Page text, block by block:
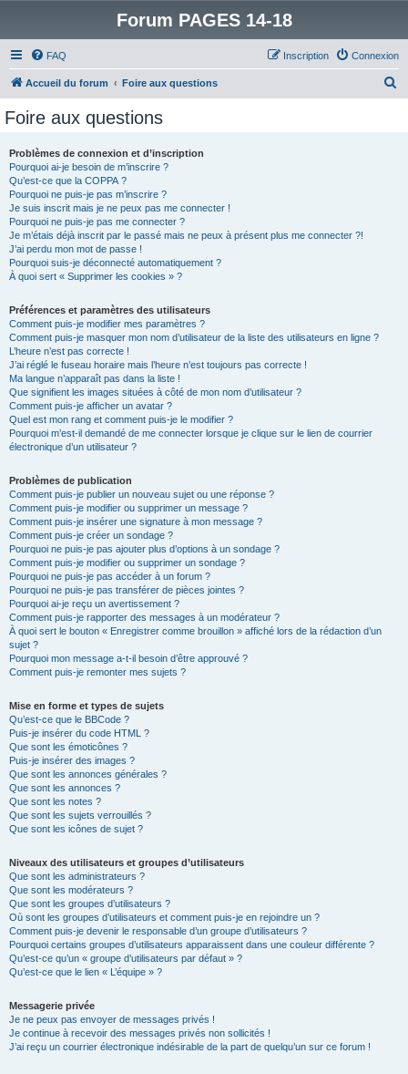
Forum PAGES 14-18
FAQ Connexion
Inscription
Accueil du forum Foire aux questions
Foire aux questions
Problèmes de connexion et d’inscription
Pourquoi ai-je besoin de m’inscrire ?
Qu’est-ce que la COPPA ?
Pourquoi ne puis-je pas m’inscrire ?
Je suis inscrit mais je ne peux pas me connecter !
Pourquoi ne puis-je pas me connecter ?
Je m’étais déjà inscrit par le passé mais ne peux à présent plus me connecter ?!
J’ai perdu mon mot de passe !
Pourquoi suis-je déconnecté automatiquement ?
À quoi sert « Supprimer les cookies » ?
Préférences et paramètres des utilisateurs
Comment puis-je modifier mes paramètres ?
Comment puis-je masquer mon nom d’utilisateur de la liste des utilisateurs en ligne ?
L’heure n’est pas correcte !
J’ai réglé le fuseau horaire mais l’heure n’est toujours pas correcte !
Ma langue n’apparaît pas dans la liste !
Que signifient les images situées à côté de mon nom d’utilisateur ?
Comment puis-je afficher un avatar ?
Quel est mon rang et comment puis-je le modifier ?
Pourquoi m’est-il demandé de me connecter lorsque je clique sur le lien de courrier
électronique d’un utilisateur ?
Problèmes de publication
Comment puis-je publier un nouveau sujet ou une réponse ?
Comment puis-je modifier ou supprimer un message ?
Comment puis-je insérer une signature à mon message ?
Comment puis-je créer un sondage ?
Pourquoi ne puis-je pas ajouter plus d’options à un sondage ?
Comment puis-je modifier ou supprimer un sondage ?
Pourquoi ne puis-je pas accéder à un forum ?
Pourquoi ne puis-je pas transférer de pièces jointes ?
Pourquoi ai-je reçu un avertissement ?
Comment puis-je rapporter des messages à un modérateur ?
À quoi sert le bouton « Enregistrer comme brouillon » affiché lors de la rédaction d’un
sujet ?
Pourquoi mon message a-t-il besoin d’être approuvé ?
Comment puis-je remonter mes sujets ?
Mise en forme et types de sujets
Qu’est-ce que le BBCode ?
Puis-je insérer du code HTML ?
Que sont les émoticônes ?
Puis-je insérer des images ?
Que sont les annonces générales ?
Que sont les annonces ?
Que sont les notes ?
Que sont les sujets verrouillés ?
Que sont les icônes de sujet ?
Niveaux des utilisateurs et groupes d’utilisateurs
Que sont les administrateurs ?
Que sont les modérateurs ?
Que sont les groupes d’utilisateurs ?
Où sont les groupes d’utilisateurs et comment puis-je en rejoindre un ?
Comment puis-je devenir le responsable d’un groupe d’utilisateurs ?
Pourquoi certains groupes d’utilisateurs apparaissent dans une couleur différente ?
Qu’est-ce qu’un « groupe d’utilisateurs par défaut » ?
Qu’est-ce que le lien « L’équipe » ?
Messagerie privée
Je ne peux pas envoyer de messages privés !
Je continue à recevoir des messages privés non sollicités !
J’ai reçu un courrier électronique indésirable de la part de quelqu’un sur ce forum !